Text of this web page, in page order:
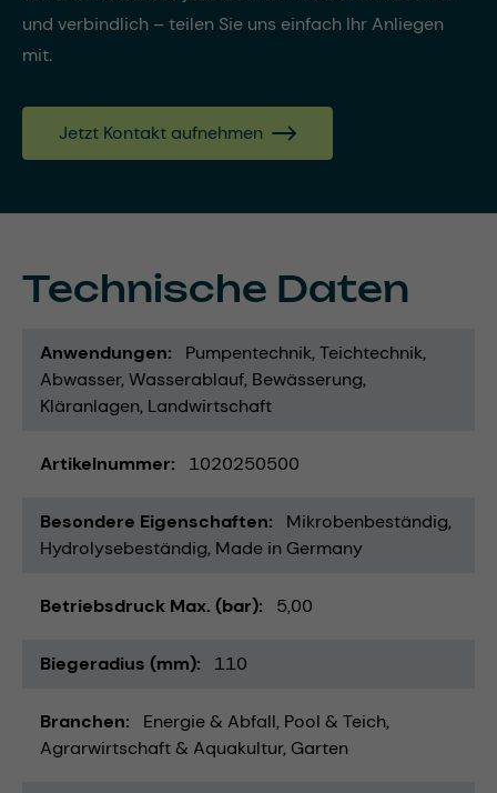
und verbindlich – teilen Sie uns einfach Ihr Anliegen
mit.
Jetzt Kontakt aufnehmen
Technische Daten
Anwendungen Pumpentechnik Teichtechnik
Abwasser Wasserablauf Bewässerung
Kläranlagen Landwirtschaft
Artikelnummer 1020250500
Besondere Eigenschaften
Mikrobenbeständig
Hydrolysebeständig Made in Germany
Betriebsdruck Max. (bar) 5,00
Biegeradius (mm) 110
Branchen Energie & Abfall Pool & Teich
Agrarwirtschaft & Aquakultur Garten